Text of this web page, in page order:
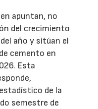
apuntan, no
del crecimiento
año y sitúan el
cemento en
Esta
de la
semestre de